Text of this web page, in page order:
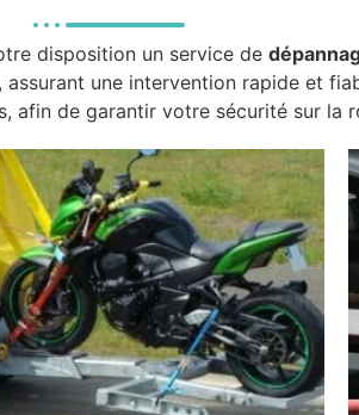
disposition un service de
une intervention rapide et
afin de garantir votre sécurité sur la